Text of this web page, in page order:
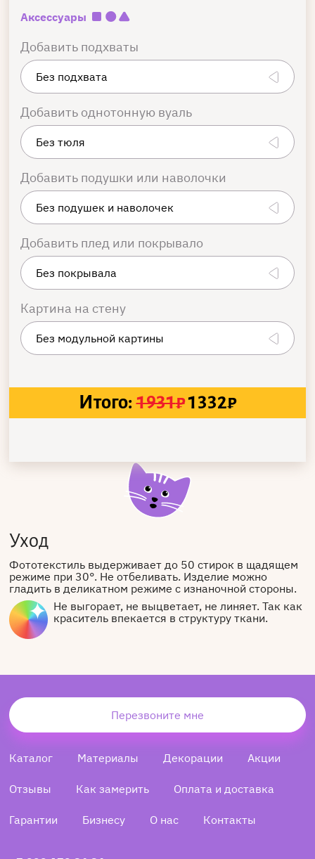
Аксессуары
Добавить подхваты
Добавить однотонную вуаль
Добавить подушки или наволочки
Добавить плед или покрывало
Картина на стену
Итого: 1931₽1332₽
Уход
Фототекстиль выдерживает до 50 стирок в щадящем
режиме при 30°. Не отбеливать. Изделие можно
гладить в деликатном режиме с изнаночной стороны.
Не выгорает, не выцветает, не линяет. Так как
краситель впекается в структуру ткани.
Перезвоните мне
Каталог Материалы Декорации Акции
Отзывы Как замерить Оплата и доставка
Гарантии Бизнесу О нас Контакты